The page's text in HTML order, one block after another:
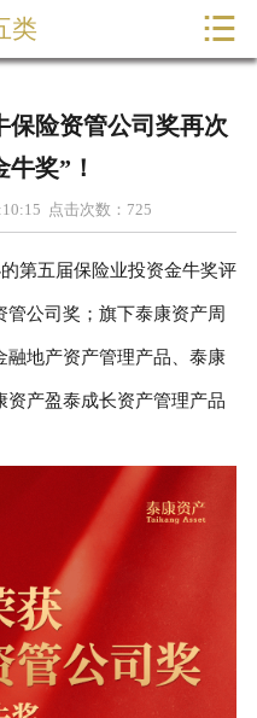
新闻动态
研发能力
在线留言
联系我们
类 
保险资管公司奖再次
奖”！
点击次数： 725
五届保险业投资金牛奖评
公司奖；旗下泰康资产周
地产资产管理产品、泰康
资产盈泰成长资产管理产品